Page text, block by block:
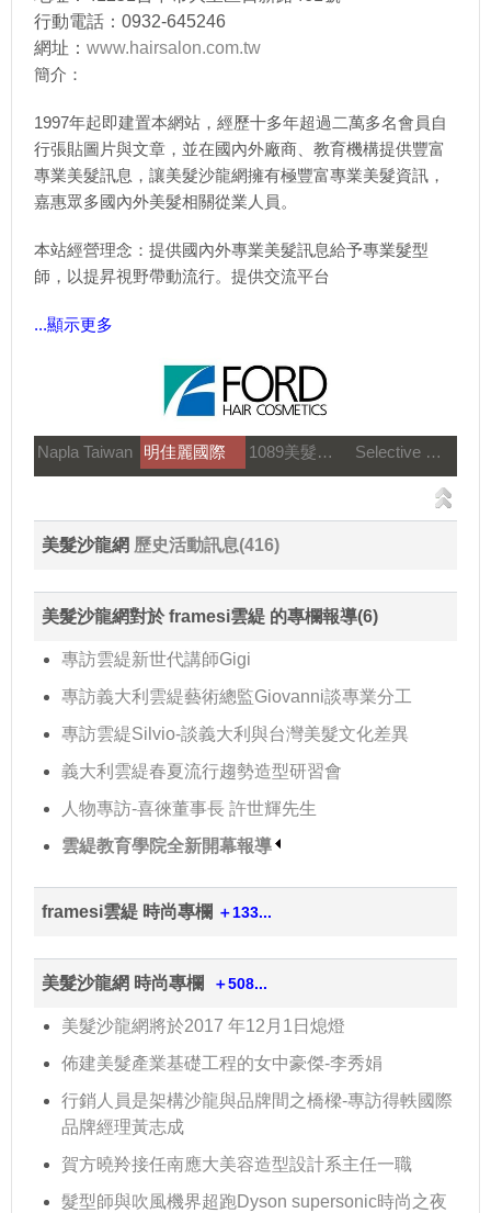
行動電話：0932-645246
網址： www.hairsalon.com.tw
簡介：
1997年起即建置本網站，經歷十多年超過二萬多名會員自
行張貼圖片與文章，並在國內外廠商、教育機構提供豐富
專業美髮訊息，讓美髮沙龍網擁有極豐富專業美髮資訊，
嘉惠眾多國內外美髮相關從業人員。
本站經營理念：提供國內外專業美髮訊息給予專業髮型
師，以提昇視野帶動流行。提供交流平台
...顯示更多
Napla Taiwan 明佳麗國際 1089美髮教育團隊 Selective 雪樂媞
美髮沙龍網 歷史活動訊息(416)
美髮沙龍網對於 framesi雲緹 的專欄報導(6)
專訪雲緹新世代講師Gigi
專訪義大利雲緹藝術總監Giovanni談專業分工
專訪雲緹Silvio-談義大利與台灣美髮文化差異
義大利雲緹春夏流行趨勢造型研習會
人物專訪-喜徠董事長 許世輝先生
雲緹教育學院全新開幕報導
framesi雲緹 時尚專欄 ＋133...
美髮沙龍網 時尚專欄 ＋508...
美髮沙龍網將於2017 年12月1日熄燈
佈建美髮產業基礎工程的女中豪傑-李秀娟
行銷人員是架構沙龍與品牌間之橋樑-專訪得軼國際
品牌經理黃志成
賀方曉羚接任南應大美容造型設計系主任一職
髮型師與吹風機界超跑Dyson supersonic時尚之夜